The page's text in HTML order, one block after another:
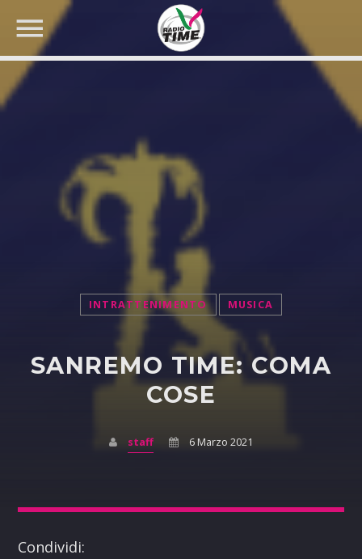
CERCA NEL SITO WEB:
INTRATTENIMENTO MUSICA
SANREMO TIME: COMA
COSE
staff 6 Marzo 2021
Condividi: